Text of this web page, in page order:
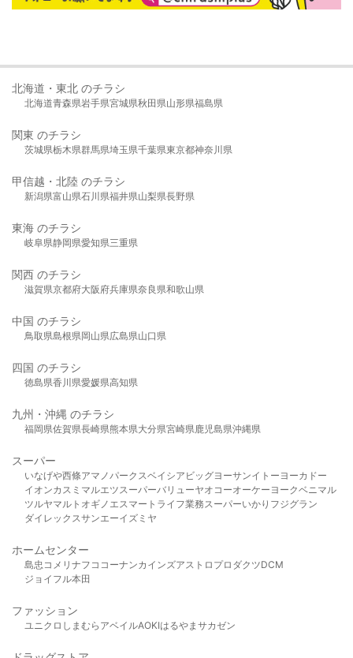
北海道・東北 のチラシ
北海道青森県岩手県宮城県秋田県山形県福島県
関東 のチラシ
茨城県栃木県群馬県埼玉県千葉県東京都神奈川県
甲信越・北陸 のチラシ
新潟県富山県石川県福井県山梨県長野県
東海 のチラシ
岐阜県静岡県愛知県三重県
関西 のチラシ
滋賀県京都府大阪府兵庫県奈良県和歌山県
中国 のチラシ
鳥取県島根県岡山県広島県山口県
四国 のチラシ
徳島県香川県愛媛県高知県
九州・沖縄 のチラシ
福岡県佐賀県長崎県熊本県大分県宮崎県鹿児島県沖縄県
スーパー
いなげや西條アマノパークスベイシア ビッグヨーサンイトーヨーカドー
イオンカスミ マルエツスーパーバリューヤオコーオーケー ヨークベニマル
ツルヤマルト オギノ エスマート ライフ業務スーパーいかり フジグラン
ダイレックスサンエーイズミヤ
ホームセンター
島忠 コメリ ナフコ コーナンカインズアストロプロダクツDCM
ジョイフル本田
ファッション
ユニクロ しまむら アベイルAOKIはるやま サカゼン